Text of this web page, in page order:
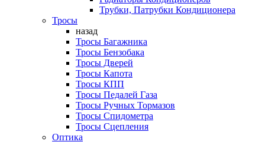
Трубки, Патрубки Кондиционера
Тросы
назад
Тросы Багажника
Тросы Бензобака
Тросы Дверей
Тросы Капота
Тросы КПП
Тросы Педалей Газа
Тросы Ручных Тормазов
Тросы Спидометра
Тросы Сцепления
Оптика